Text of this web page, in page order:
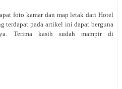
foto kamar dan map letak dari Hotel
terdapat pada artikel ini dapat berguna
Terima kasih sudah mampir di